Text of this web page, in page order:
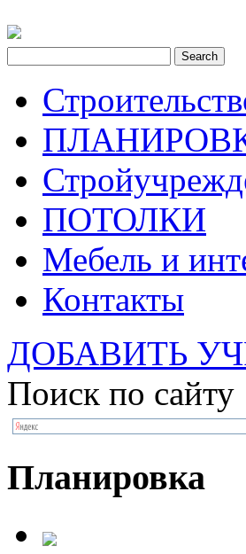
ПОТОЛКИ
Мебель и
Контакты
ДОБАВИТЬ
Поиск по сайту
Планировка